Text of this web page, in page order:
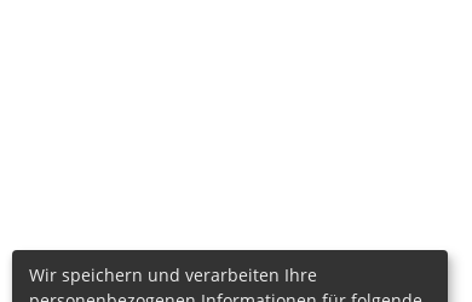
Wir speichern und verarbeiten Ihre